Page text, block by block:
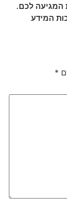
המגיעה לכם.
המידע
*